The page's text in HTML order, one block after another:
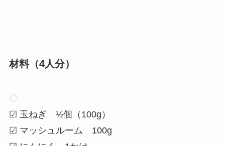
材料（4人分）
◇
☑ 玉ねぎ ½個（100g）
☑ マッシュルーム 100g